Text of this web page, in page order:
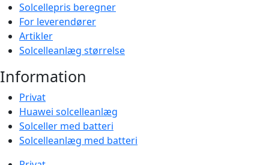
Solcellepris beregner
For leverendører
Artikler
Solcelleanlæg størrelse
Information
Privat
Huawei solcelleanlæg
Solceller med batteri
Solcelleanlæg med batteri